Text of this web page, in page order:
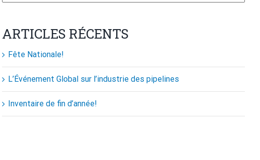
for:
ARTICLES RÉCENTS
Fête Nationale!
L’Événement Global sur l’industrie des pipelines
Inventaire de fin d’année!